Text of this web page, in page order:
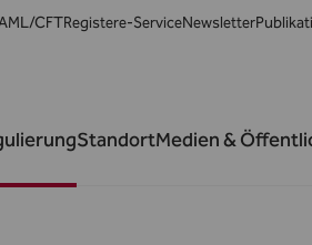
CFTRegistere-ServiceNewsletter
StandortMedien &